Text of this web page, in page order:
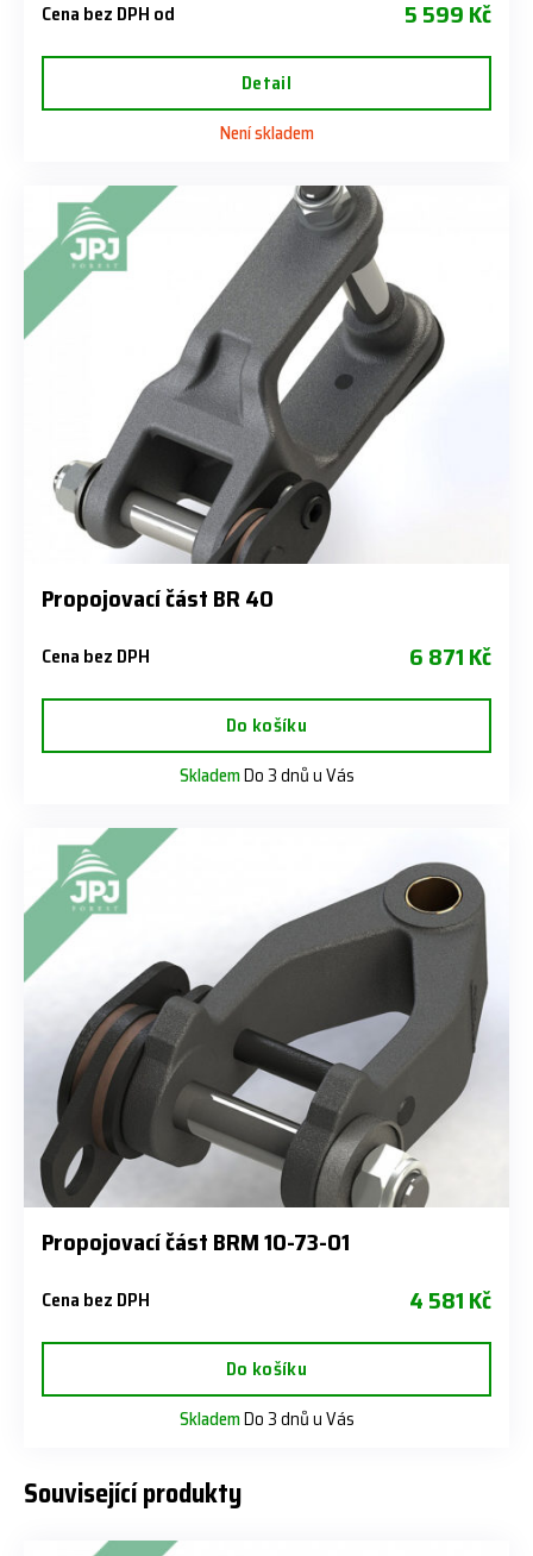
Cena bez DPH od 5 599 Kč
Detail
Není skladem
Propojovací část BR 40
Cena bez DPH 6 871 Kč
Do košíku
SklademDo 3 dnů u Vás
Propojovací část BRM 10-73-01
Cena bez DPH 4 581 Kč
Do košíku
SklademDo 3 dnů u Vás
Související produkty